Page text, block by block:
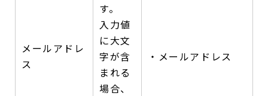
メールアドレ
ス
す。
入力値
に大文
字が含
まれる
場合、
・メールアドレス